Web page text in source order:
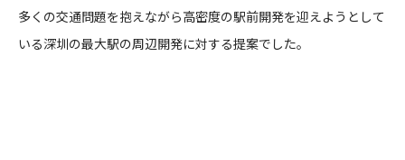
多くの交通問題を抱えながら高密度の駅前開発を迎えようとして
いる深圳の最大駅の周辺開発に対する提案でした。